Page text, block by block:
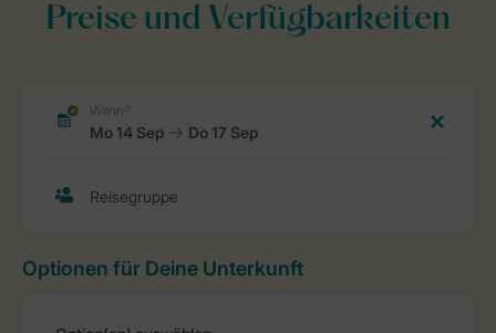
Preise und Verfügbarkeiten
Optionen für Deine Unterkunft